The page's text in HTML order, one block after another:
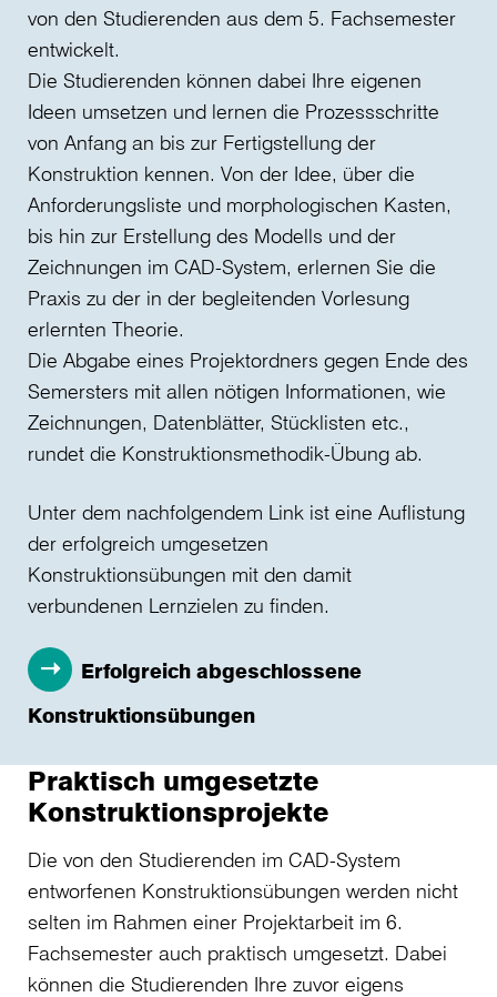
von den Studierenden aus dem 5. Fachsemester
entwickelt.
Die Studierenden können dabei Ihre eigenen
Ideen umsetzen und lernen die Prozessschritte
von Anfang an bis zur Fertigstellung der
Konstruktion kennen. Von der Idee, über die
Anforderungsliste und morphologischen Kasten,
bis hin zur Erstellung des Modells und der
Zeichnungen im CAD-System, erlernen Sie die
Praxis zu der in der begleitenden Vorlesung
erlernten Theorie.
Die Abgabe eines Projektordners gegen Ende des
Semersters mit allen nötigen Informationen, wie
Zeichnungen, Datenblätter, Stücklisten etc.,
rundet die Konstruktionsmethodik-Übung ab.
Unter dem nachfolgendem Link ist eine Auflistung
der erfolgreich umgesetzen
Konstruktionsübungen mit den damit
verbundenen Lernzielen zu finden.
Erfolgreich abgeschlossene
Konstruktionsübungen
Praktisch umgesetzte
Konstruktionsprojekte
Die von den Studierenden im CAD-System
entworfenen Konstruktionsübungen werden nicht
selten im Rahmen einer Projektarbeit im 6.
Fachsemester auch praktisch umgesetzt. Dabei
können die Studierenden Ihre zuvor eigens